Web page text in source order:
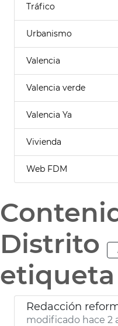
Tráfico
Urbanismo
Valencia
Valencia verde
Valencia Ya
Vivienda
Web FDM
Distrito
etiqueta
modificado hace 2